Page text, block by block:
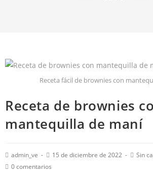
Receta fácil de brownies con
Receta de brownies
mantequilla de maní
admin_ve 15 de diciembre de 2022
Sin
0 comentarios